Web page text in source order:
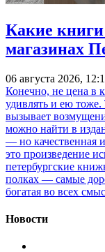
Какие
магазинах
06 августа 2026,
Конечно, не цена в
удивлять и ею тоже.
вызывает
можно найти в
— но качественная
это произведение
петербургские
полках — самые
богатая во всех
Новости